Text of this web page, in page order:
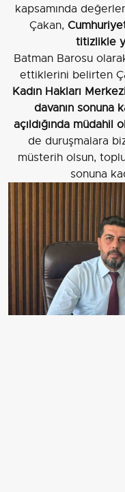
kapsamında
Çakan,
titizlikle
Batman Barosu
ettiklerini belirten
Kadın Hakları
davanın sonuna
açıldığında müdahil
de duruşmalara
müsterih olsun,
sonuna